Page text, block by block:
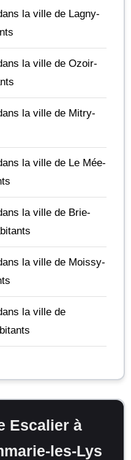
la ville de Lagny-
la ville de Ozoir-
la ville de Mitry-
la ville de Le Mée-
la ville de Brie-
la ville de Moissy-
la ville de
Escalier à
les-Lys